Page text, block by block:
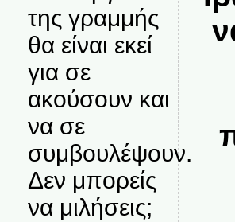
της γραμμής
θα είναι εκεί
για σε
ακούσουν και
να σε
συμβουλέψουν.
Δεν μπορείς
να μιλήσεις;